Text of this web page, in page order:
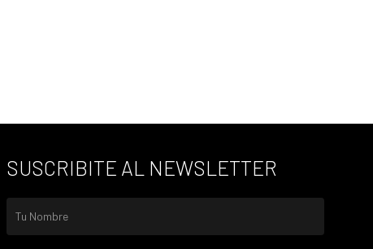
SUSCRIBITE AL NEWSLETTER